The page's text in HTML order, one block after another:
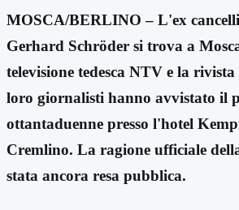
MOSCA/BERLINO – L'ex
Gerhard Schröder si trova a
televisione tedesca NTV e la
loro giornalisti hanno avvistato il
ottantaduenne presso l'hotel
Cremlino. La ragione ufficiale
stata ancora resa pubblica.